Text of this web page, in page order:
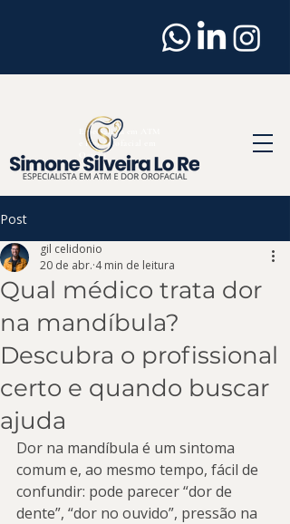
Dentista
Especialista em ATM
e Dor Orofacial em
Osasco
Post
Qual médico trata dor
na mandíbula?
Descubra o profissional
certo e quando buscar
ajuda
gil celidonio
20 de abr. 4 min de leitura
Dor na mandíbula é um sintoma
comum e, ao mesmo tempo, fácil de
confundir: pode parecer “dor de
dente”, “dor no ouvido”, pressão na